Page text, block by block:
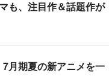
も、注目作＆話題作が
7月期夏の新アニメを一